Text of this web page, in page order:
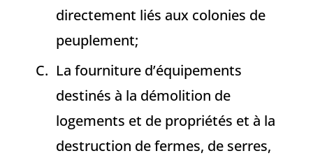
directement liés aux colonies de
peuplement;
La fourniture d’équipements
destinés à la démolition de
logements et de propriétés et à la
destruction de fermes, de serres,